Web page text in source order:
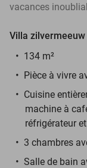
vacances
Villa
134 m²
Pièce à vivre
Cuisine
machine à
réfrigérateur
3 chambres
Salle de bain